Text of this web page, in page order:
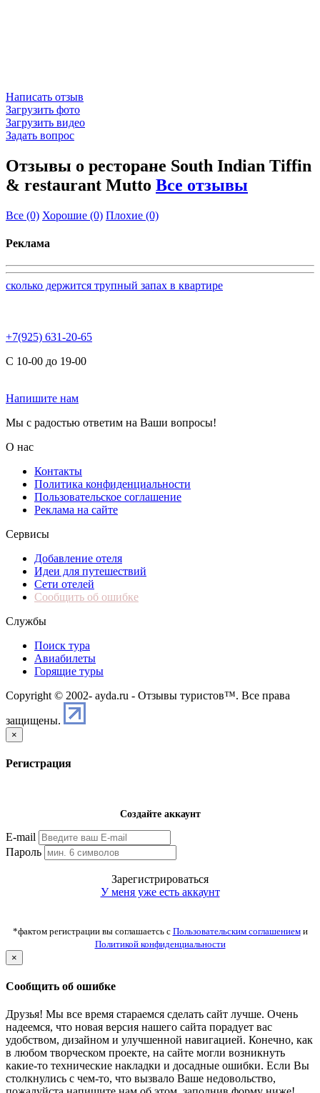
Написать отзыв
Загрузить фото
Загрузить видео
Задать вопрос
Отзывы о ресторане South Indian Tiffin
& restaurant Mutto Все отзывы
Все (0) Хорошие (0) Плохие (0)
Реклама
сколько держится трупный запах в квартире
+7(925) 631-20-65
С 10-00 до 19-00
Напишите нам
Мы с радостью ответим на Ваши вопросы!
О нас
Контакты
Политика конфиденциальности
Пользовательское соглашение
Реклама на сайте
Сервисы
Добавление отеля
Идеи для путешествий
Сети отелей
Сообщить об ошибке
Службы
Поиск тура
Авиабилеты
Горящие туры
Copyright © 2002- ayda.ru - Отзывы туристов™. Все права
защищены.
×
Регистрация
Создайте аккаунт
E-mail
Пароль
Зарегистрироваться
У меня уже есть аккаунт
*фактом регистрации вы соглашаетсь с Пользовательским соглашениеми
Политикой конфиденциальности
×
Сообщить об ошибке
Друзья! Мы все время стараемся сделать сайт лучше. Очень
надеемся, что новая версия нашего сайта порадует вас
удобством, дизайном и улучшенной навигацией. Конечно, как
в любом творческом проекте, на сайте могли возникнуть
какие-то технические накладки и досадные ошибки. Если Вы
столкнулись с чем-то, что вызвало Ваше недовольство,